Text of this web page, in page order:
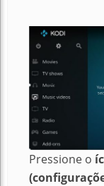
Pressione o